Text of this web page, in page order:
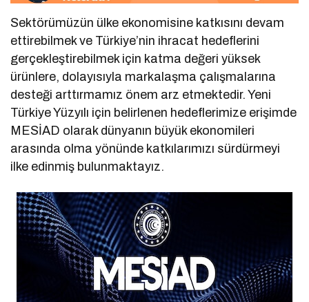
Sektörümüzün ülke ekonomisine katkısını devam
ettirebilmek ve Türkiye’nin ihracat hedeflerini
gerçekleştirebilmek için katma değeri yüksek
ürünlere, dolayısıyla markalaşma çalışmalarına
desteği arttırmamız önem arz etmektedir. Yeni
Türkiye Yüzyılı için belirlenen hedeflerimize erişimde
MESİAD olarak dünyanın büyük ekonomileri
arasında olma yönünde katkılarımızı sürdürmeyi
ilke edinmiş bulunmaktayız.